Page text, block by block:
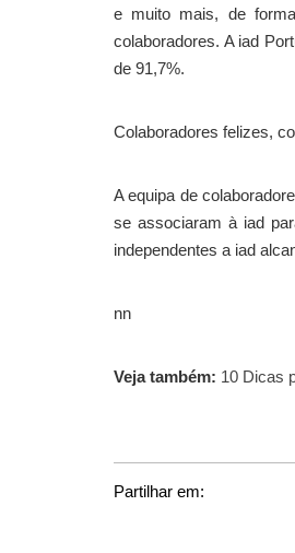
e muito mais, de
colaboradores. A iad
de 91,7%.
Colaboradores felizes,
A equipa de
se associaram à iad
independentes a iad
nn
Veja também: 10 Dicas
Partilhar em: